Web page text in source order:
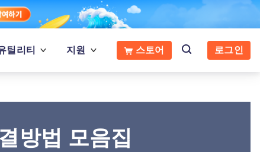
틸리티 지원 스토어 로그인
방법 모음집